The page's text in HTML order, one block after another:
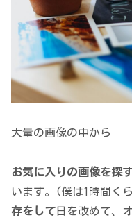
大量の画像の中から
お気に入りの画像を探
います。(僕は1時間く
存をして 日を改めて、